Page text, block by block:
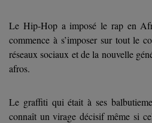
Le Hip-Hop a imposé le rap en
commence à s’imposer sur tout le
réseaux sociaux et de la nouvelle
afros.
Le graffiti qui était à ses
connaît un virage décisif même si